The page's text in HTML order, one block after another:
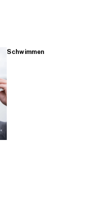
Schwimmen